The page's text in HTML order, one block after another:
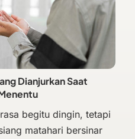
Dianjurkan Saat
begitu dingin, tetapi
matahari bersinar